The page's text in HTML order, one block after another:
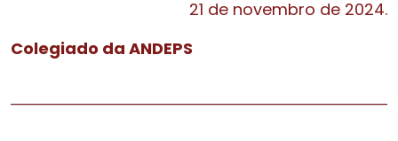
21 de novembro de 2024.
Colegiado da ANDEPS